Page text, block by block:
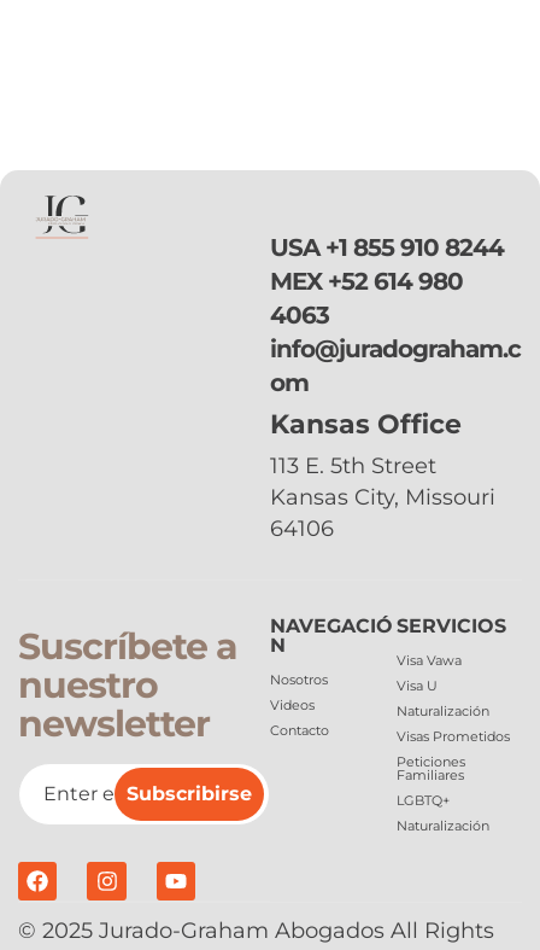
USA+1 855 910 8244
MEX +52 614 980
4063
info@juradograham.c
om
Kansas Office
113 E. 5th Street
Kansas City, Missouri
64106
Suscríbete a
nuestro
newsletter
Subscribirse
NAVEGACIÓ
N
Nosotros
Videos
Contacto
SERVICIOS
Visa Vawa
Visa U
Naturalización
Visas Prometidos
Peticiones
Familiares
LGBTQ+
Naturalización
© 2025 Jurado-Graham Abogados All Rights